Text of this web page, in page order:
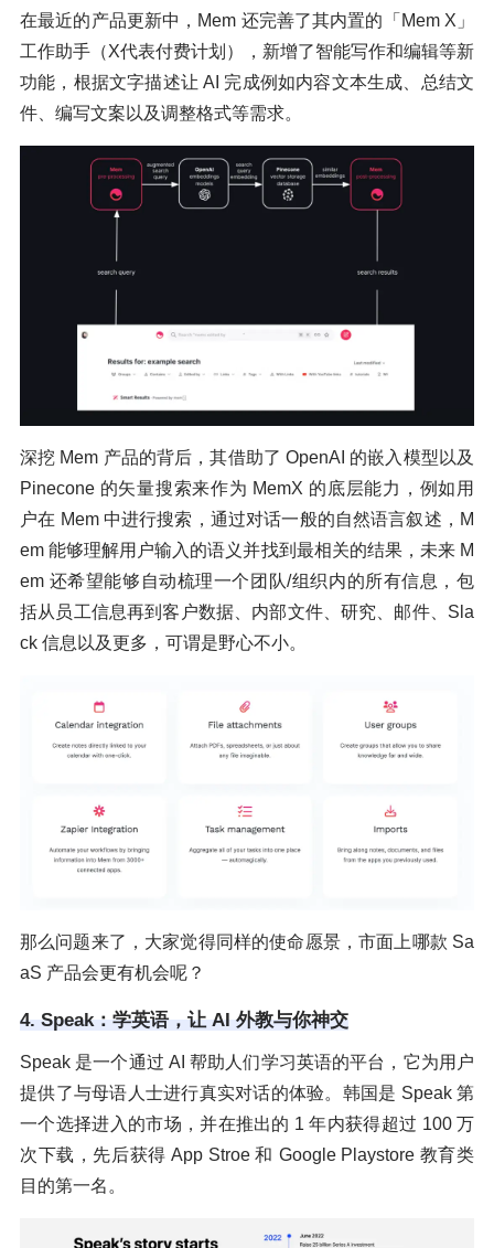
在最近的产品更新中，Mem 还完善了其内置的「Mem X」
工作助手（X代表付费计划），新增了智能写作和编辑等新
功能，根据文字描述让 AI 完成例如内容文本生成、总结文
件、编写文案以及调整格式等需求。
深挖 Mem 产品的背后，其借助了 OpenAI 的嵌入模型以及
Pinecone 的矢量搜索来作为 MemX 的底层能力，例如用
户在 Mem 中进行搜索，通过对话一般的自然语言叙述，M
em 能够理解用户输入的语义并找到最相关的结果，未来 M
em 还希望能够自动梳理一个团队/组织内的所有信息，包
括从员工信息再到客户数据、内部文件、研究、邮件、Sla
ck 信息以及更多，可谓是野心不小。
那么问题来了，大家觉得同样的使命愿景，市面上哪款 Sa
aS 产品会更有机会呢？
4. Speak：学英语，让 AI 外教与你神交
Speak 是一个通过 AI 帮助人们学习英语的平台，它为用户
提供了与母语人士进行真实对话的体验。韩国是 Speak 第
一个选择进入的市场，并在推出的 1 年内获得超过 100 万
次下载，先后获得 App Stroe 和 Google Playstore 教育类
目的第一名。